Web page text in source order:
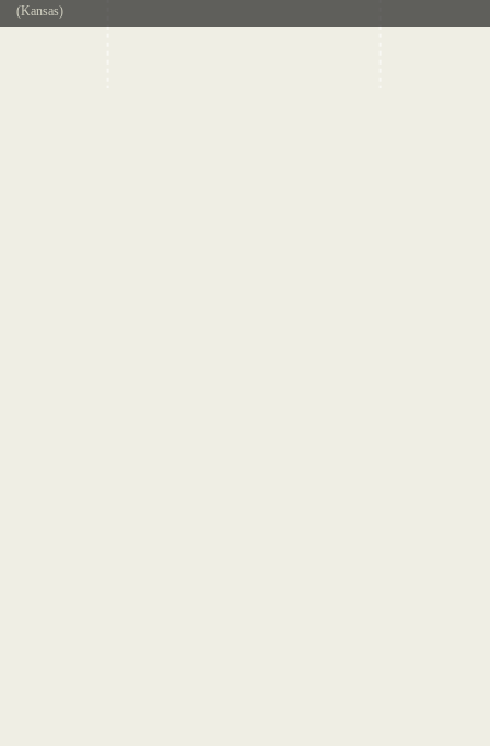
(Kansas)